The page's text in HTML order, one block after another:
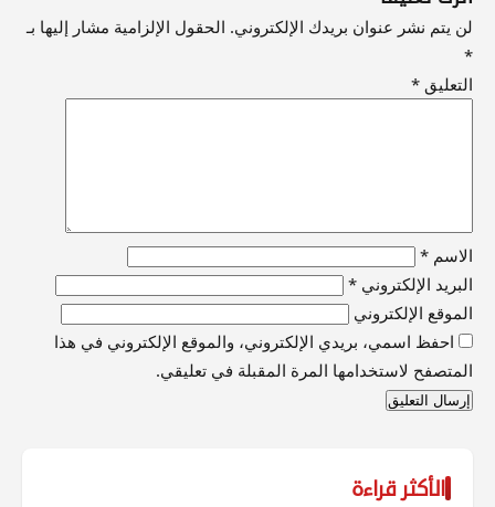
لن يتم نشر عنوان بريدك الإلكتروني. الحقول الإلزامية مشار إليها بـ
*
التعليق *
الاسم *
البريد الإلكتروني *
الموقع الإلكتروني
احفظ اسمي، بريدي الإلكتروني، والموقع الإلكتروني في هذا
المتصفح لاستخدامها المرة المقبلة في تعليقي.
الأكثر قراءة